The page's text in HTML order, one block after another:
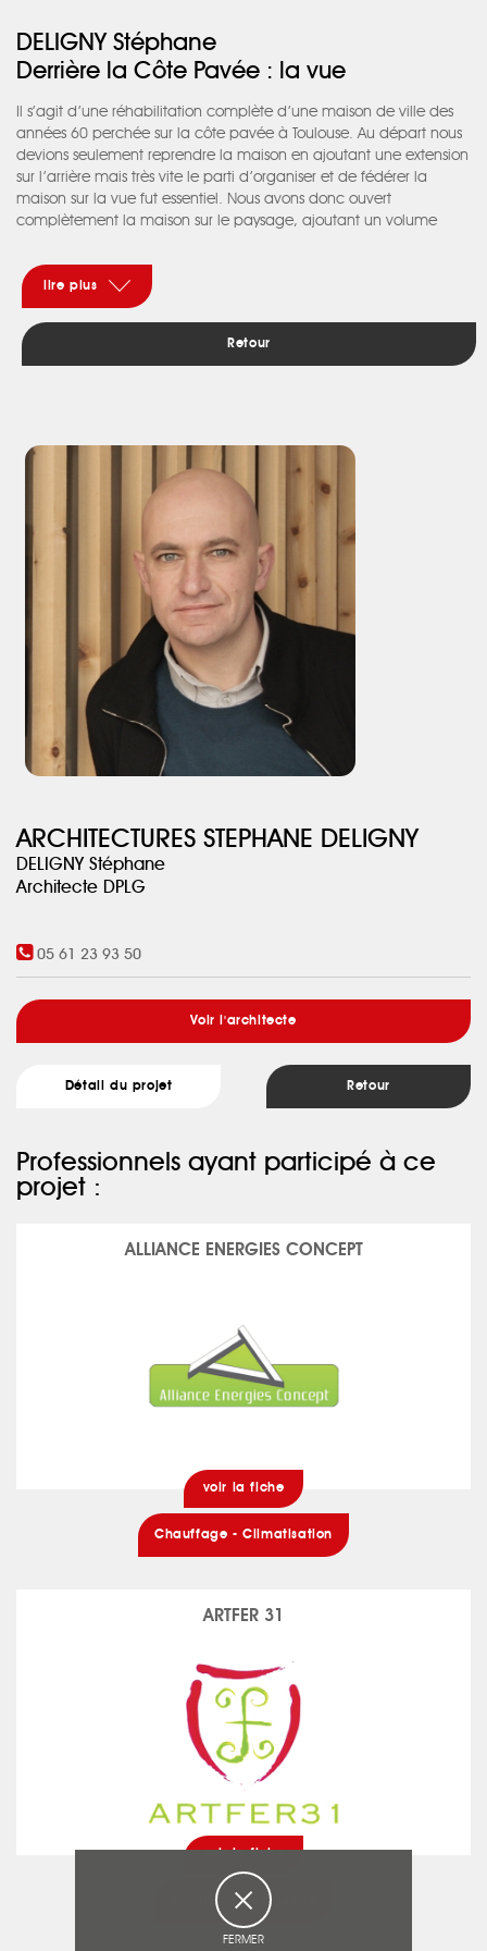
DELIGNY Stéphane
Derrière la Côte Pavée : la vue
Il s’agit d’une réhabilitation complète d’une maison de ville des
années 60 perchée sur la côte pavée à Toulouse. Au départ nous
devions seulement reprendre la maison en ajoutant une extension
sur l’arrière mais très vite le parti d’organiser et de fédérer la
maison sur la vue fut essentiel. Nous avons donc ouvert
complètement la maison sur le paysage, ajoutant un volume
L’escalier extérieur fut enveloppé par la façade vitrée et devint
l’escalier de la maison. Au fil des marches, la vue incroyable se
dévoile pour progressivement nous accompagner au salon de
l’étage véritable belvédère sur le Lauragais. L‘isolation extérieure
bardée de tôle ondulée assure une bonne stabilité thermique par
réglage de ces apports solaires passifs, prévus pour les beaux
lire plus
Retour
ARCHITECTURES STEPHANE DELIGNY
DELIGNY Stéphane
Architecte DPLG
05 61 23 93 50
Voir l'architecte
Détail du projet Retour
Professionnels ayant participé à ce
projet :
ALLIANCE ENERGIES CONCEPT
voir la fiche
Chauffage - Climatisation
ARTFER 31
voir la fiche
Métallerie - Serrurerie
FERMER